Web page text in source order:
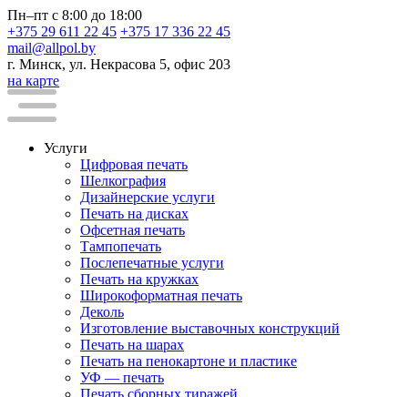
Пн–пт с 8:00 до 18:00
+375 29 611 22 45 +375 17 336 22 45
mail@allpol.by
г. Минск, ул. Некрасова 5, офис 203
на карте
Услуги
Цифровая печать
Шелкография
Дизайнерские услуги
Печать на дисках
Офсетная печать
Тампопечать
Послепечатные услуги
Печать на кружках
Широкоформатная печать
Деколь
Изготовление выставочных конструкций
Печать на шарах
Печать на пенокартоне и пластике
УФ — печать
Печать сборных тиражей